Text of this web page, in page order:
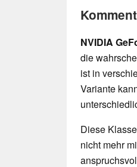
NVIDIA
die
ist in
Variante
Diese
nicht mehr